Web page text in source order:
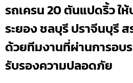
รถเครน 20 ตันแปดริ้ว ใ
ระยอง ชลบุรี ปราจีนบุรี
ด้วยทีมงานที่ผ่านการอบร
รับรองความปลอดภัย